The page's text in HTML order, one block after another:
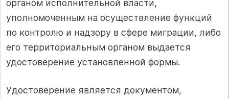
органом исполнительной власти,
уполномоченным на осуществление функций
по контролю и надзору в сфере миграции, либо
его территориальным органом выдается
удостоверение установленной формы.
Удостоверение является документом,